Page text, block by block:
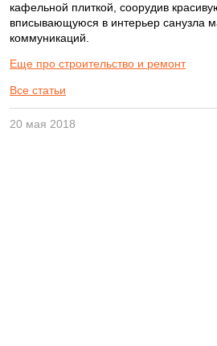
кафельной плиткой, соорудив
вписывающуюся в интерьер санузла
коммуникаций.
Еще про строительство и ремонт
Все статьи
20 мая 2018